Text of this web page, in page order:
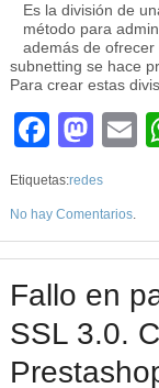
Es la división de
método para
además de
subnetting se hace
Para crear estas
Etiquetas:redes
No hay Comentarios.
Fallo en
SSL 3.0.